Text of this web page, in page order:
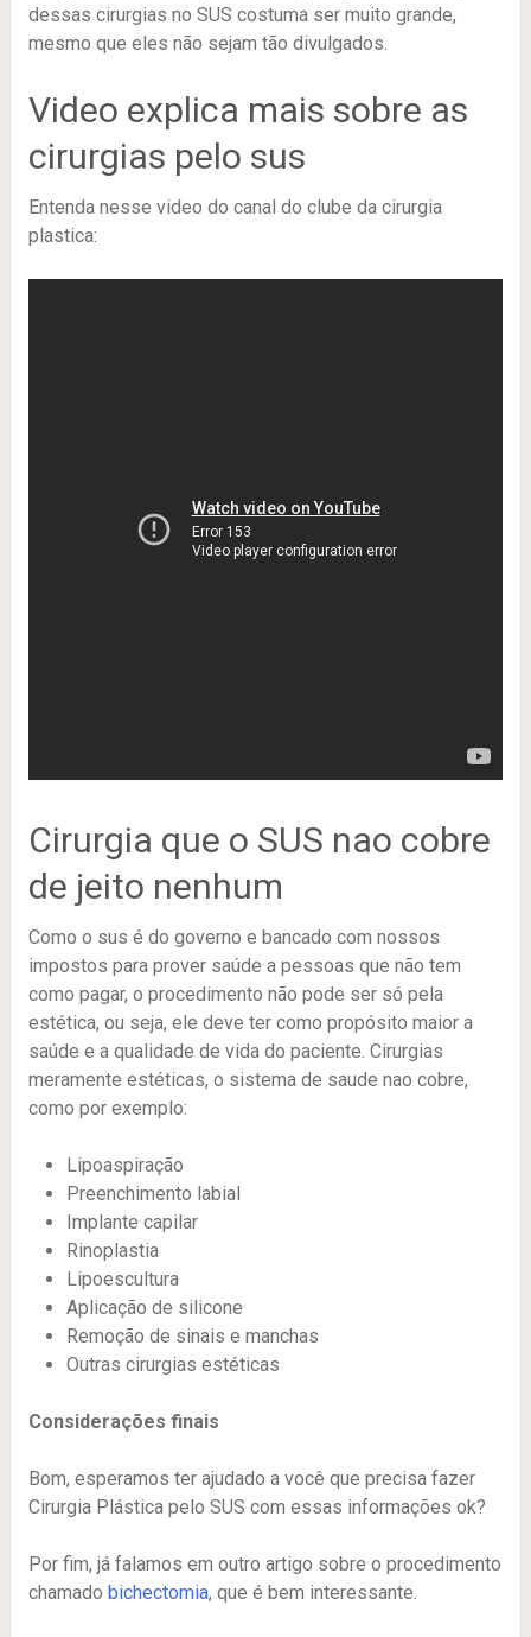
dessas cirurgias no SUS costuma ser muito grande,
mesmo que eles não sejam tão divulgados.
Video explica mais sobre as
cirurgias pelo sus
Entenda nesse video do canal do clube da cirurgia
plastica:
Cirurgia que o SUS nao cobre
de jeito nenhum
Como o sus é do governo e bancado com nossos
impostos para prover saúde a pessoas que não tem
como pagar, o procedimento não pode ser só pela
estética, ou seja, ele deve ter como propósito maior a
saúde e a qualidade de vida do paciente. Cirurgias
meramente estéticas, o sistema de saude nao cobre,
como por exemplo:
Lipoaspiração
Preenchimento labial
Implante capilar
Rinoplastia
Lipoescultura
Aplicação de silicone
Remoção de sinais e manchas
Outras cirurgias estéticas
Considerações finais
Bom, esperamos ter ajudado a você que precisa fazer
Cirurgia Plástica pelo SUS com essas informações ok?
Por fim, já falamos em outro artigo sobre o procedimento
chamado bichectomia, que é bem interessante.